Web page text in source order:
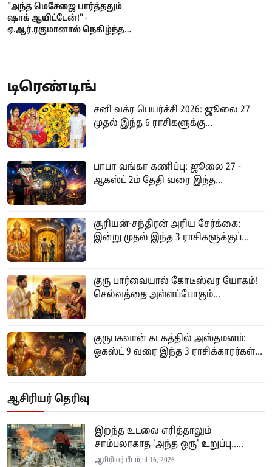
"அந்த மெசேஜை பார்த்ததும்
ஷாக் ஆயிட்டேன்!" -
ஏ.ஆர்.ரகுமானால் நெகிழ்ந்த
டிரெண்டிங்
சனி வக்ர பெயர்ச்சி 2026: ஜூலை 27
முதல் இந்த 6 ராசிகளுக்கு...
பாபா வங்கா கணிப்பு: ஜூலை 27 -
ஆகஸ்ட் 2ம் தேதி வரை இந்த...
சூரியன்-சந்திரன் அரிய சேர்க்கை:
இன்று முதல் இந்த 3 ராசிகளுக்குப்...
குரு பார்வையால் கோடீஸ்வர யோகம்!
செல்வத்தை அள்ளப்போகும்...
குருபகவான் கடகத்தில் அஸ்தமனம்:
ஒகஸ்ட் 9 வரை இந்த 3 ராசிக்காரர்கள்...
ஆசிரியர் தெரிவு
இறந்த உடலை எரித்தாலும்
சாம்பலாகாத 'அந்த ஒரு' உறுப்பு.....
ஆசிரியர் பீடம்Jul 16, 2026